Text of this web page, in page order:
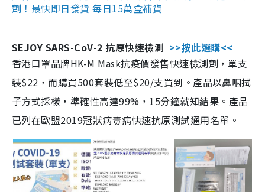
劑！最快即日發貨 每日15萬盒補貨
SEJOY SARS-CoV-2 抗原快速檢測 >>按此選購<<
香港口罩品牌HK-M Mask抗疫價發售快速檢測劑，單支
裝$22，而購買500套裝低至$20/支買到。產品以鼻咽拭
子方式採樣，準確性高達99%，15分鐘就知結果。產品
已列在歐盟2019冠狀病毒病快速抗原測試通用名單。